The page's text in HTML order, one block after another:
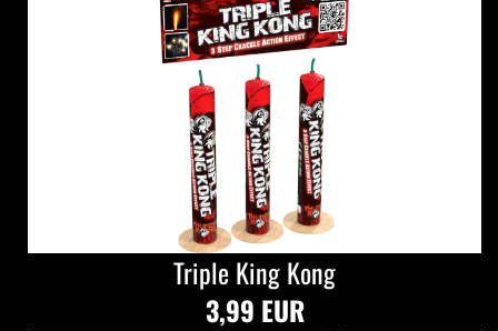
Triple King Kong
3,99 EUR